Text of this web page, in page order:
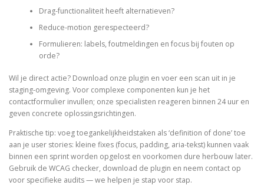
Drag-functionaliteit heeft alternatieven?
Reduce-motion gerespecteerd?
Formulieren: labels, foutmeldingen en focus bij fouten op
orde?
Wil je direct actie? Download onze plugin en voer een scan uit in je
staging-omgeving. Voor complexe componenten kun je het
contactformulier invullen; onze specialisten reageren binnen 24 uur en
geven concrete oplossingsrichtingen.
Praktische tip: voeg toegankelijkheidstaken als ‘definition of done’ toe
aan je user stories: kleine fixes (focus, padding, aria-tekst) kunnen vaak
binnen een sprint worden opgelost en voorkomen dure herbouw later.
Gebruik de WCAG checker, download de plugin en neem contact op
voor specifieke audits — we helpen je stap voor stap.